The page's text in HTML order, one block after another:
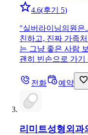
4.6(후기 5)
"실버라이닝의원은
친하고, 진짜 가족
는 그냥 좋은 사람
괜히 빈손으로 가기
전화 예약
리미트성형외과